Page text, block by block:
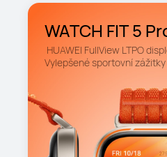
WATCH FIT 5
HUAWEI FullView LTPO
Vylepšené sportovní zážitky